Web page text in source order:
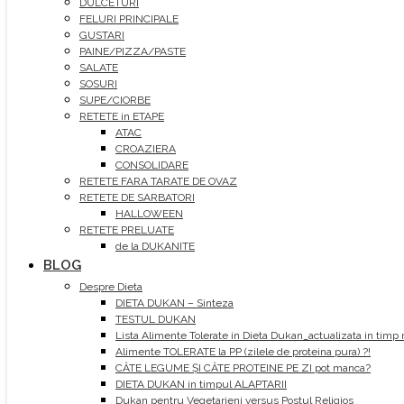
DULCETURI
FELURI PRINCIPALE
GUSTARI
PAINE/PIZZA/PASTE
SALATE
SOSURI
SUPE/CIORBE
RETETE in ETAPE
ATAC
CROAZIERA
CONSOLIDARE
RETETE FARA TARATE DE OVAZ
RETETE DE SARBATORI
HALLOWEEN
RETETE PRELUATE
de la DUKANITE
BLOG
Despre Dieta
DIETA DUKAN – Sinteza
TESTUL DUKAN
Lista Alimente Tolerate in Dieta Dukan_actualizata in timp
Alimente TOLERATE la PP (zilele de proteina pura) ?!
CÂTE LEGUME ȘI CÂTE PROTEINE PE ZI pot manca?
DIETA DUKAN in timpul ALAPTARII
Dukan pentru Vegetarieni versus Postul Religios